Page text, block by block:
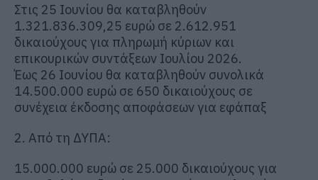
Στις 25 Ιουνίου θα καταβληθούν
1.321.836.309,25 ευρώ σε 2.612.951
δικαιούχους για πληρωμή κύριων και
επικουρικών συντάξεων Ιουλίου 2026.
Έως 26 Ιουνίου θα καταβληθούν συνολικά
14.500.000 ευρώ σε 650 δικαιούχους σε
συνέχεια έκδοσης αποφάσεων για εφάπαξ
2. Από τη ΔΥΠΑ:
15.000.000 ευρώ σε 25.000 δικαιούχους για